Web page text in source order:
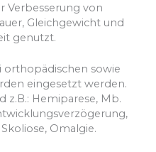
Verbesserung von
Gleichgewicht und
genutzt.
sowie
eingesetzt werden.
z.B.: Hemiparese, Mb.
Omalgie.